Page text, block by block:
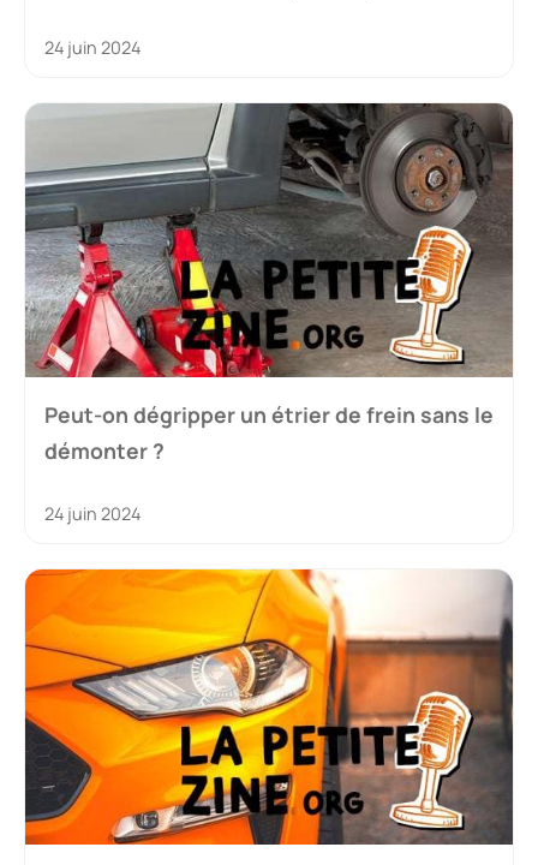
24 juin 2024
Peut-on dégripper un étrier de frein sans le
démonter ?
24 juin 2024